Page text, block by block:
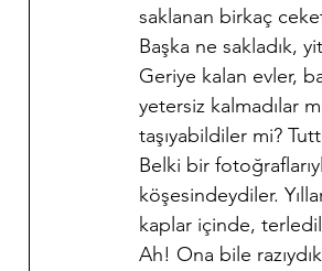
saklanan birkaç
Başka ne sakladık,
Geriye kalan evler,
yetersiz kalmadılar
taşıyabildiler mi?
Belki bir
köşesindeydiler.
kaplar içinde,
Ah! Ona bile